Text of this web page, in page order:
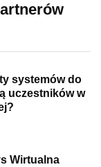
systemów do
uczestników w
Wirtualna